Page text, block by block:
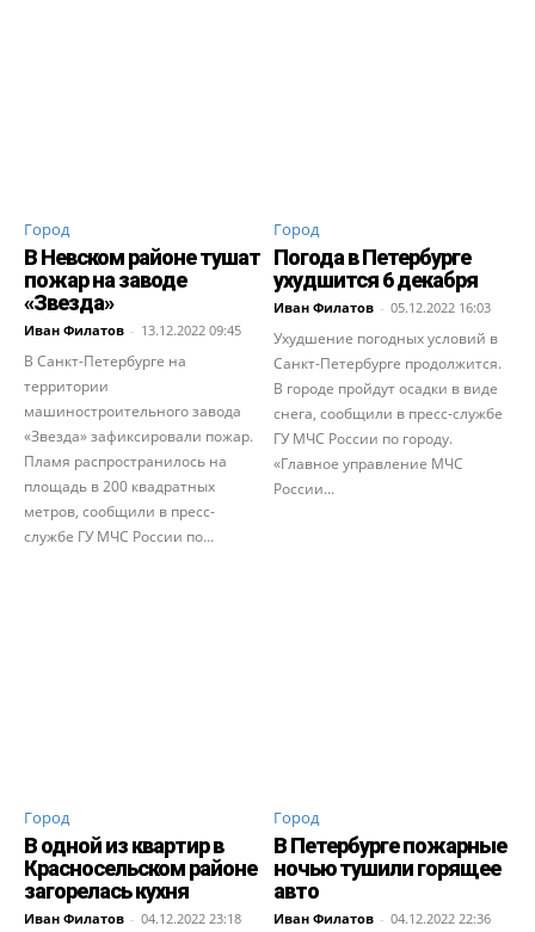
Город
В Невском районе тушат
пожар на заводе
«Звезда»
Иван Филатов - 13.12.2022 09:45
В Санкт-Петербурге на
территории
машиностроительного завода
«Звезда» зафиксировали пожар.
Пламя распространилось на
площадь в 200 квадратных
метров, сообщили в пресс-
службе ГУ МЧС России по...
Город
Погода в Петербурге
ухудшится 6 декабря
Иван Филатов - 05.12.2022 16:03
Ухудшение погодных условий в
Санкт-Петербурге продолжится.
В городе пройдут осадки в виде
снега, сообщили в пресс-службе
ГУ МЧС России по городу.
«Главное управление МЧС
России...
Город
В одной из квартир в
Красносельском районе
загорелась кухня
Иван Филатов - 04.12.2022 23:18
Город
В Петербурге пожарные
ночью тушили горящее
авто
Иван Филатов - 04.12.2022 22:36